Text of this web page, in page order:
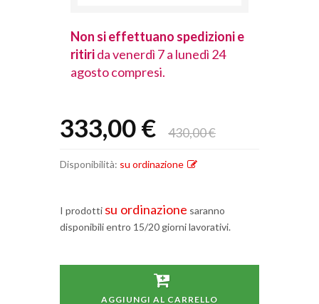
Non si effettuano spedizioni e
ritirida venerdì 7 a lunedì 24
agosto compresi.
333,00 € 430,00 €
Disponibilità: su ordinazione
I prodotti su ordinazione saranno
disponibili entro 15/20 giorni lavorativi.
AGGIUNGI AL CARRELLO